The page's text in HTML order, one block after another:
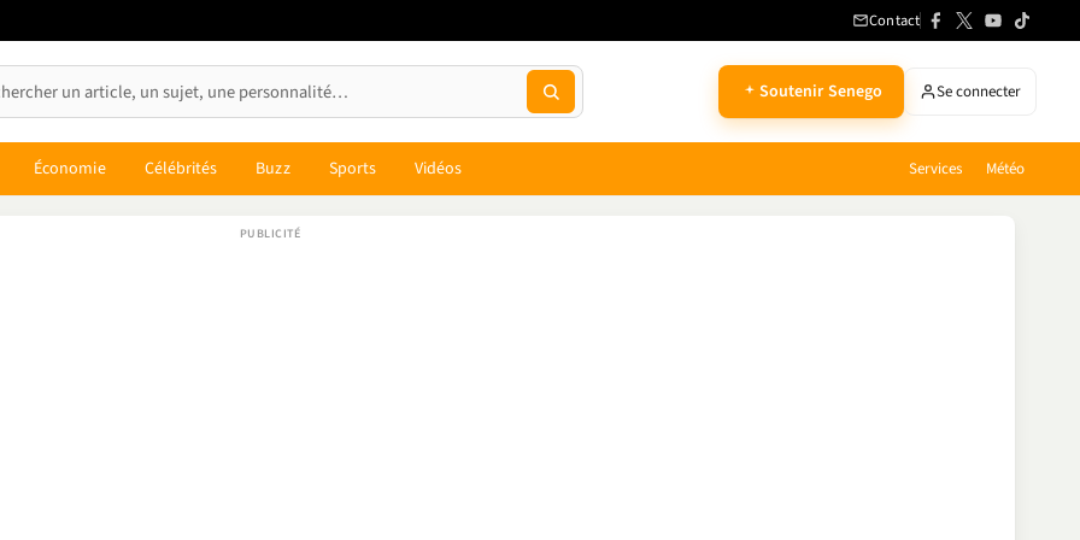
Contact
Soutenir Senego Se connecter
Économie Célébrités Buzz Sports Vidéos Services Météo